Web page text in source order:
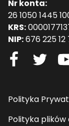
Nr konta:
26 1050 1445
KRS:
NIP:676 225 12
Polityka
Polityka plików